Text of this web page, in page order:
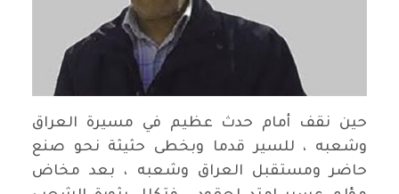
حين نقف أمام حدث عظيم في مسيرة العراق
وشعبه ، للسير قدما وبخطى حثيثة نحو صنع
حاضر ومستقبل العراق وشعبه ، بعد مخاض